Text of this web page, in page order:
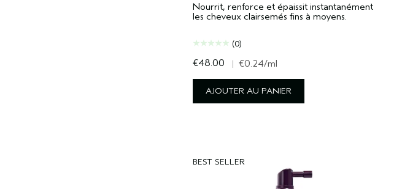
Nourrit, renforce et épaissit instantanément
les cheveux clairsemés fins à moyens.
(0)
€48.00 | €0.24/ml
AJOUTER AU PANIER
BEST SELLER